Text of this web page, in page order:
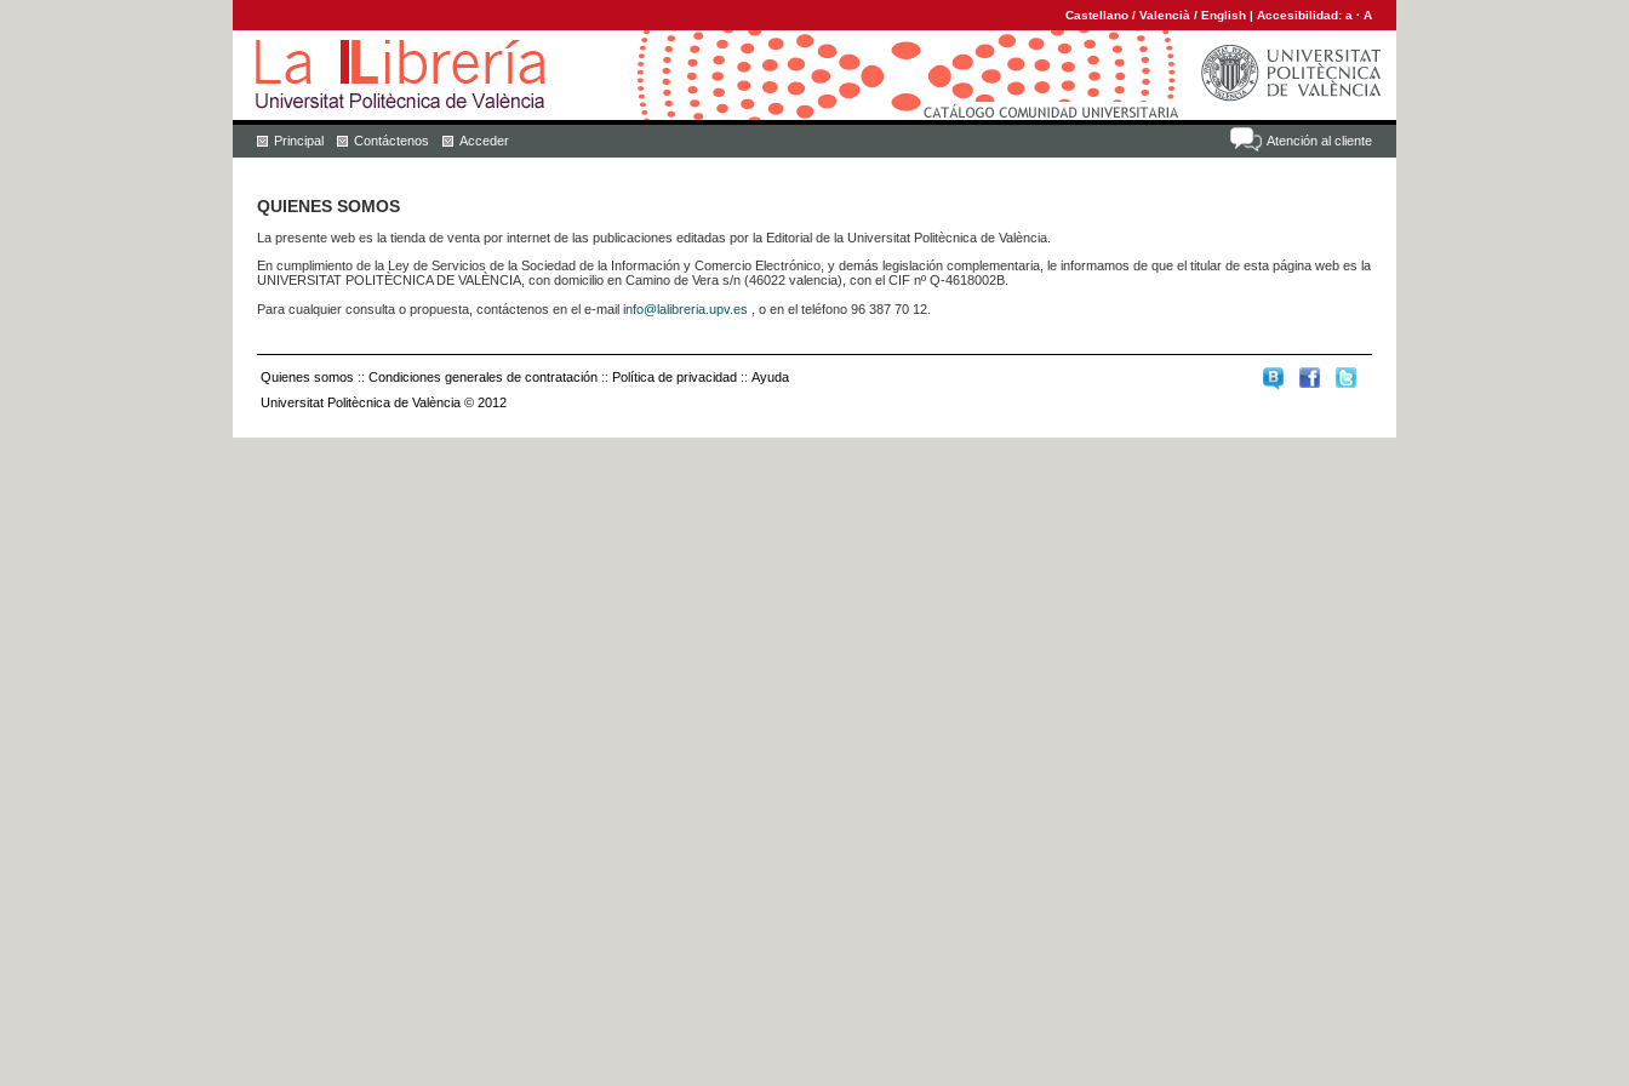
Castellano / Valencià / English | Accesibilidad: a · A
Atención al cliente
Principal Contáctenos Acceder
QUIENES SOMOS
La presente web es la tienda de venta por internet de las publicaciones editadas por la Editorial de la Universitat Politècnica de València.
En cumplimiento de la Ley de Servicios de la Sociedad de la Información y Comercio Electrónico, y demás legislación complementaria, le informamos de que el titular de esta página web es la
UNIVERSITAT POLITÈCNICA DE VALÈNCIA, con domicilio en Camino de Vera s/n (46022 valencia), con el CIF nº Q-4618002B.
Para cualquier consulta o propuesta, contáctenos en el e-mail info@lalibreria.upv.es , o en el teléfono 96 387 70 12.
Quienes somos :: Condiciones generales de contratación :: Política de privacidad :: Ayuda
Universitat Politècnica de València © 2012